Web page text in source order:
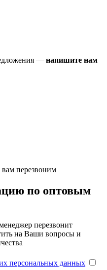
— напишите нам
перезвоним
по оптовым
перезвонит
на Ваши вопросы и
персональных данных